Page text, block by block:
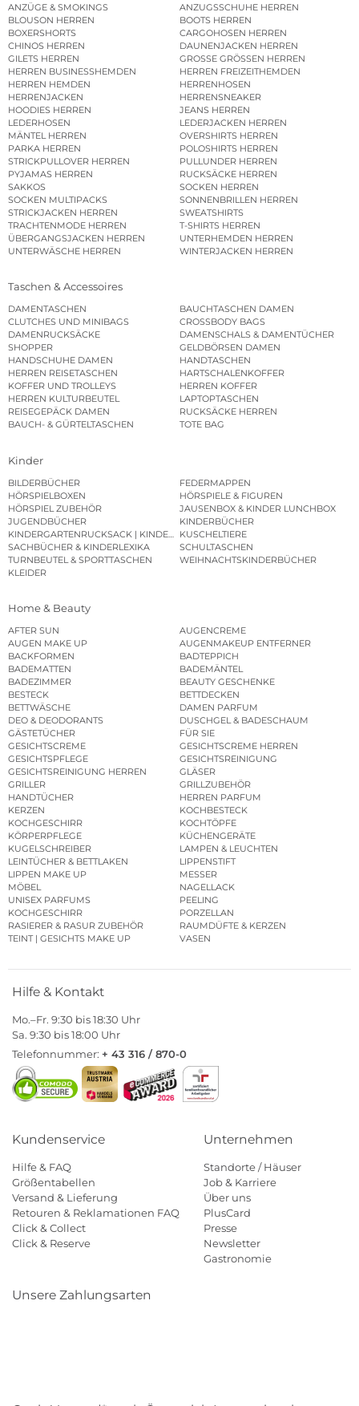
ANZÜGE & SMOKINGS
ANZUGSSCHUHE HERREN
BLOUSON HERREN
BOOTS HERREN
BOXERSHORTS
CARGOHOSEN HERREN
CHINOS HERREN
DAUNENJACKEN HERREN
GILETS HERREN
GROSSE GRÖSSEN HERREN
HERREN BUSINESSHEMDEN
HERREN FREIZEITHEMDEN
HERREN HEMDEN
HERRENHOSEN
HERRENJACKEN
HERRENSNEAKER
HOODIES HERREN
JEANS HERREN
LEDERHOSEN
LEDERJACKEN HERREN
MÄNTEL HERREN
OVERSHIRTS HERREN
PARKA HERREN
POLOSHIRTS HERREN
STRICKPULLOVER HERREN
PULLUNDER HERREN
PYJAMAS HERREN
RUCKSÄCKE HERREN
SAKKOS
SOCKEN HERREN
SOCKEN MULTIPACKS
SONNENBRILLEN HERREN
STRICKJACKEN HERREN
SWEATSHIRTS
TRACHTENMODE HERREN
T-SHIRTS HERREN
ÜBERGANGSJACKEN HERREN
UNTERHEMDEN HERREN
UNTERWÄSCHE HERREN
WINTERJACKEN HERREN
Taschen & Accessoires
DAMENTASCHEN
BAUCHTASCHEN DAMEN
CLUTCHES UND MINIBAGS
CROSSBODY BAGS
DAMENRUCKSÄCKE
DAMENSCHALS & DAMENTÜCHER
SHOPPER
GELDBÖRSEN DAMEN
HANDSCHUHE DAMEN
HANDTASCHEN
HERREN REISETASCHEN
HARTSCHALENKOFFER
KOFFER UND TROLLEYS
HERREN KOFFER
HERREN KULTURBEUTEL
LAPTOPTASCHEN
REISEGEPÄCK DAMEN
RUCKSÄCKE HERREN
BAUCH- & GÜRTELTASCHEN
TOTE BAG
Kinder
BILDERBÜCHER
FEDERMAPPEN
HÖRSPIELBOXEN
HÖRSPIELE & FIGUREN
HÖRSPIEL ZUBEHÖR
JAUSENBOX & KINDER LUNCHBOX
JUGENDBÜCHER
KINDERBÜCHER
KINDERGARTENRUCKSACK | KINDERGARTENBEUTEL
KUSCHELTIERE
SACHBÜCHER & KINDERLEXIKA
SCHULTASCHEN
TURNBEUTEL & SPORTTASCHEN
WEIHNACHTSKINDERBÜCHER
KLEIDER
Home & Beauty
AFTER SUN
AUGENCREME
AUGEN MAKE UP
AUGENMAKEUP ENTFERNER
BACKFORMEN
BADTEPPICH
BADEMATTEN
BADEMÄNTEL
BADEZIMMER
BEAUTY GESCHENKE
BESTECK
BETTDECKEN
BETTWÄSCHE
DAMEN PARFUM
DEO & DEODORANTS
DUSCHGEL & BADESCHAUM
GÄSTETÜCHER
FÜR SIE
GESICHTSCREME
GESICHTSCREME HERREN
GESICHTSPFLEGE
GESICHTSREINIGUNG
GESICHTSREINIGUNG HERREN
GLÄSER
GRILLER
GRILLZUBEHÖR
HANDTÜCHER
HERREN PARFUM
KERZEN
KOCHBESTECK
KOCHGESCHIRR
KOCHTÖPFE
KÖRPERPFLEGE
KÜCHENGERÄTE
KUGELSCHREIBER
LAMPEN & LEUCHTEN
LEINTÜCHER & BETTLAKEN
LIPPENSTIFT
LIPPEN MAKE UP
MESSER
MÖBEL
NAGELLACK
UNISEX PARFUMS
PEELING
KOCHGESCHIRR
PORZELLAN
RASIERER & RASUR ZUBEHÖR
RAUMDÜFTE & KERZEN
TEINT | GESICHTS MAKE UP
VASEN
Hilfe & Kontakt
Mo.–Fr. 9:30 bis 18:30 Uhr
Sa. 9:30 bis 18:00 Uhr
Telefonnummer: + 43 316 / 870-0
Kundenservice
Hilfe & FAQ
Größentabellen
Versand & Lieferung
Retouren & Reklamationen FAQ
Click & Collect
Click & Reserve
Unternehmen
Standorte / Häuser
Job & Karriere
Über uns
PlusCard
Presse
Newsletter
Gastronomie
Unsere Zahlungsarten